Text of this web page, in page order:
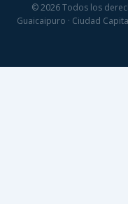
© 2026 Todos los
Guaicaipuro · Ciudad